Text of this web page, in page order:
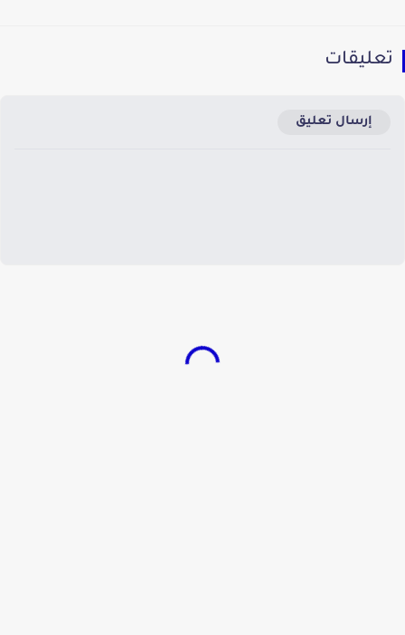
إرسال تعليق